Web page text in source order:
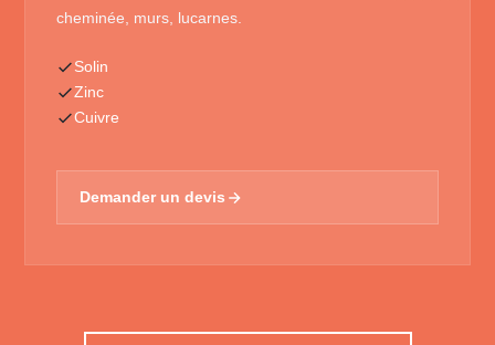
cheminée, murs, lucarnes.
Solin
Zinc
Cuivre
Demander un devis